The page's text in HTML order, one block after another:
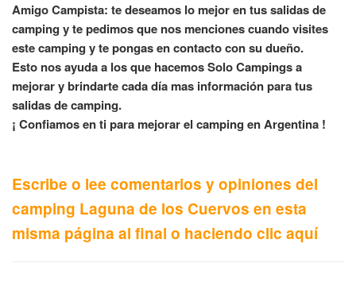
Amigo Campista: te deseamos lo mejor en tus salidas de
camping y te pedimos que nos menciones cuando visites
este camping y te pongas en contacto con su dueño.
Esto nos ayuda a los que hacemos Solo Campings a
mejorar y brindarte cada día mas información para tus
salidas de camping.
¡ Confiamos en ti para mejorar el camping en Argentina !
Escribe o lee comentarios y opiniones del
camping Laguna de los Cuervos en esta
misma página al final o haciendo clic aquí